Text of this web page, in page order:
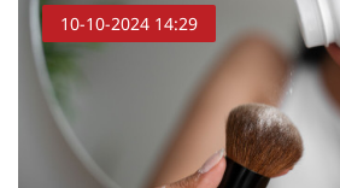
10-10-2024 14:29